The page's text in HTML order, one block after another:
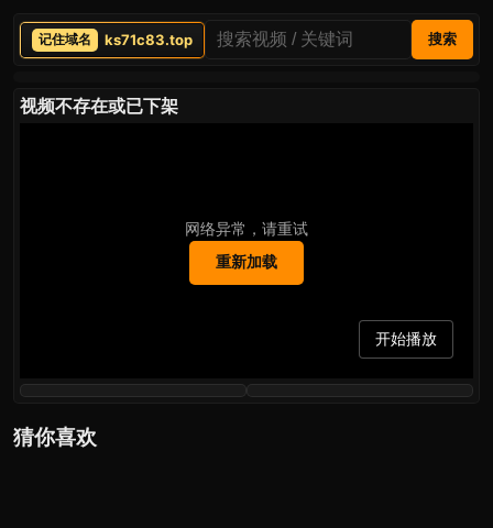
ks71c83.top 搜索
视频不存在或已下架
网络异常，请重试
重新加载
开始播放
猜你喜欢